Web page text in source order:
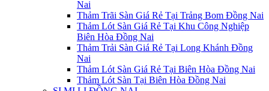
Nai
Thảm Trãi Sàn Giá Rẻ Tại Trảng Bom Đồng Nai
Thảm Lót Sàn Giá Rẻ Tại Khu Công Nghiệp
Biên Hòa Đồng Nai
Thảm Trải Sàn Giá Rẻ Tại Long Khánh Đồng
Nai
Thảm Lót Sàn Giá Rẻ Tại Biên Hòa Đồng Nai
Thảm Lót Sàn Tại Biên Hòa Đồng Nai